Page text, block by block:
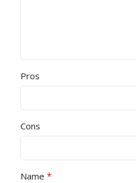
Pros
Cons
Name *